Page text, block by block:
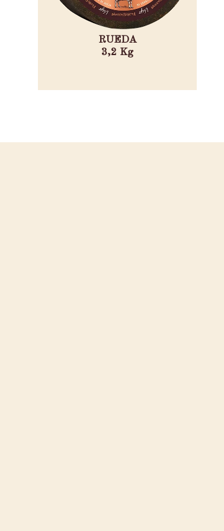
RUEDA
3,2 Kg